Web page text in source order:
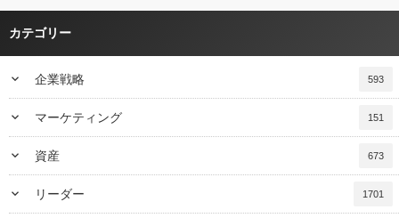
カテゴリー
keyboard_arrow_down 企業戦略 593
keyboard_arrow_down マーケティング 151
keyboard_arrow_down 資産 673
keyboard_arrow_down リーダー 1701